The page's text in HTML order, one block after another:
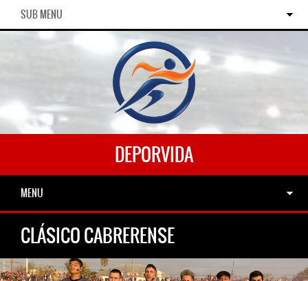
SUB MENU
DEPORVIDA
MENU
CLÁSICO CABRERENSE